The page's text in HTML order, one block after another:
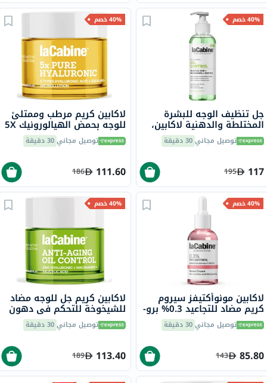
40% خصم
جل تنظيف الوجه للبشرة
المختلطة والدهنية لاكابين،
250 مل توصيل مجاني30 دقيقة
117
195
40% خصم
لاكابين كريم مرطب وممتلئ
للوجه بحمض الهيالورونيك 5X
لجميع أنواع البشرة 50 مل
توصيل مجاني30 دقيقة
111.60
186
40% خصم
لاكابين مونوأكتيفز سيروم
كريم مضاد للتجاعيد 0.3% برو-
ريتينول لجميع أنواع البشرة
30 مل توصيل مجاني30 دقيقة
85.80
143
40% خصم
لاكابين كريم جل للوجه مضاد
للشيخوخة للتحكم في دهون
الوجه مع زنك الهيالورونيك
والنياسيناميد وحمض
50 مل
توصيل مجاني30 دقيقة
113.40
189